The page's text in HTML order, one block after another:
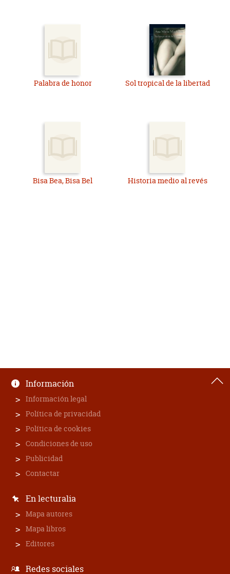
Palabra de honor Sol tropical de la libertad
Bisa Bea, Bisa Bel Historia medio al revés
Información
Información legal
Política de privacidad
Política de cookies
Condiciones de uso
Publicidad
Contactar
En lecturalia
Mapa autores
Mapa libros
Editores
Redes sociales